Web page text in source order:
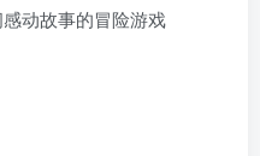
动故事的冒险游戏